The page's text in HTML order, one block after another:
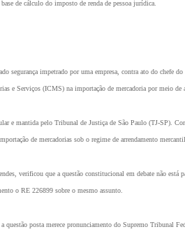
de cálculo do imposto de renda de pessoa jurídica.
segurança impetrado por uma empresa, contra ato do chefe
e Serviços (ICMS) na importação de mercadoria por meio de
e mantida pelo Tribunal de Justiça de São Paulo (TJ-SP).
de mercadorias sob o regime de arrendamento
verificou que a questão constitucional em debate não
o RE 226899 sobre o mesmo assunto.
questão posta merece pronunciamento do Supremo Tribunal